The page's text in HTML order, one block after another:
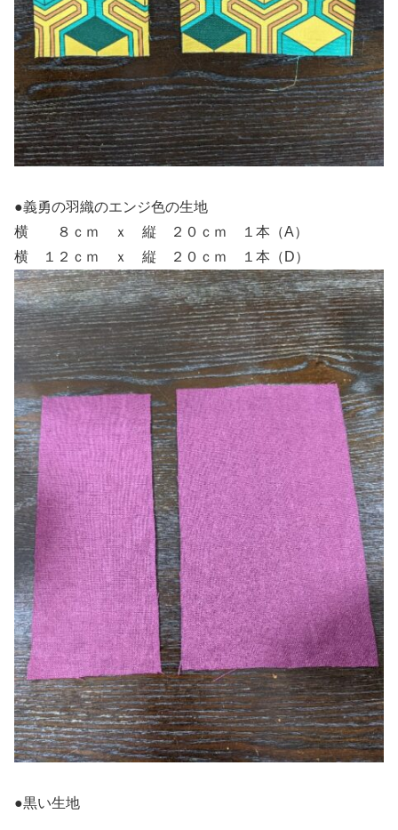
●義勇の羽織のエンジ色の生地
横 ８ｃｍ ｘ 縦 ２０ｃｍ １本（A）
横 １２ｃｍ ｘ 縦 ２０ｃｍ １本（D）
●黒い生地